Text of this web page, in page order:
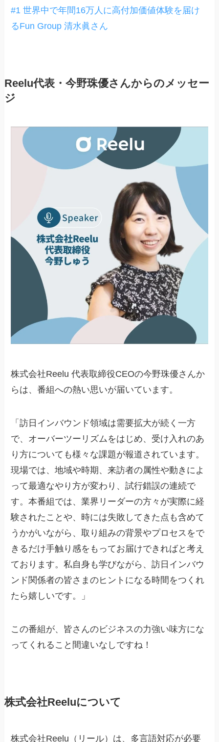
#1 世界中で年間16万人に高付加価値体験を届け
るFun Group 清水眞さん
Reelu代表・今野珠優さんからのメッセー
ジ
株式会社Reelu 代表取締役CEOの今野珠優さんか
らは、番組への熱い思いが届いています。
「訪日インバウンド領域は需要拡大が続く一方
で、オーバーツーリズムをはじめ、受け入れのあ
り方についても様々な課題が報道されています。
現場では、地域や時期、来訪者の属性や動きによ
って最適なやり方が変わり、試行錯誤の連続で
す。本番組では、業界リーダーの方々が実際に経
験されたことや、時には失敗してきた点も含めて
うかがいながら、取り組みの背景やプロセスをで
きるだけ手触り感をもってお届けできればと考え
ております。私自身も学びながら、訪日インバウ
ンド関係者の皆さまのヒントになる時間をつくれ
たら嬉しいです。」
この番組が、皆さんのビジネスの力強い味方にな
ってくれること間違いなしですね！
株式会社Reeluについて
株式会社Reelu（リール）は、多言語対応が必要